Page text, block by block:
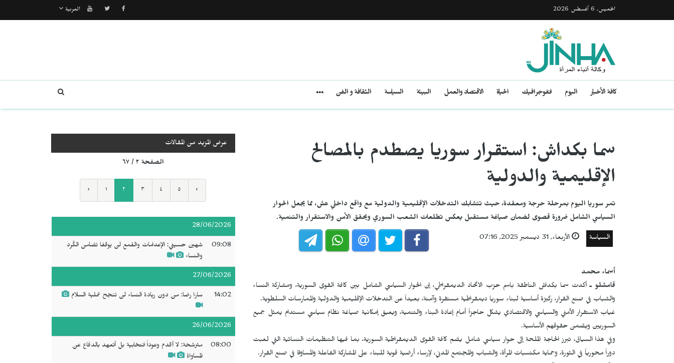
الخميس, 6 أغسطس 2026 العربية
كافة الأخبار اليوم انفوجرافيك الحياة الاقتصاد والعمل البيئة السياسة الثقافة و الفن
سما بكداش: استقرار سوريا يصطدم بالمصالح
الإقليمية والدولية
تمر سوريا اليوم بمرحلة حرجة ومعقدة، حيث تتشابك التدخلات الإقليمية والدولية مع واقع داخلي هش، مما يجعل الحوار
السياسي الشامل ضرورة قصوى لضمان صياغة مستقبل يعكس تطلعات الشعب السوري ويحقق الأمن والاستقرار والتنمية.
السياسة الأربعاء, 31 ديسمبر 2025, 07:16
أسماء محمد
قامشلو ـأكدت سما بكداش الناطقة باسم حزب الاتحاد الديمقراطي، إن الحوار السياسي الشامل بين كافة القوى السورية، ومشاركة النساء
والشباب في صنع القرار، ركيزة أساسية لبناء سوريا ديمقراطية مستقرة وآمنة، بعيداً عن التدخلات الإقليمية والدولية والممارسات السلطوية.
غياب الاستقرار الأمني والسياسي والاقتصادي يشكل حاجزاً أمام إعادة البناء والتنمية، ويعيق إمكانية صياغة نظام سياسي مستدام يمثل جميع
السوريين ويضمن حقوقهم الأساسية.
وفي هذا السياق، تبرز الحاجة الملحة إلى حوار سياسي شامل يضم كافة القوى الديمقراطية السورية، بما فيها التنظيمات النسائية التي لعبت
دوراً محورياً في الثورة، وحماية مكتسبات المرأة، والشباب والمجتمع المدني، لإرساء أرضية قوية للبناء على المشاركة الفاعلة والمساواة في صنع القرار.
عرض المزيد من المقالات
الصفحة ٢ / ٦٧
‹ ١ ٢ ٣ ٤ ٥ ›
28/06/2026
09:08
شهين حسيني: الإعدامات والقمع لن يوقفا تضامن الكُرد
والنساء
27/06/2026
14:02 سارا رضا: من دون ريادة النساء لن تنجح عملية السلام
26/06/2026
08:00
مترشحة: لا أقدم وعوداً انتخابية بل أتعهد بالدفاع عن
المساواة